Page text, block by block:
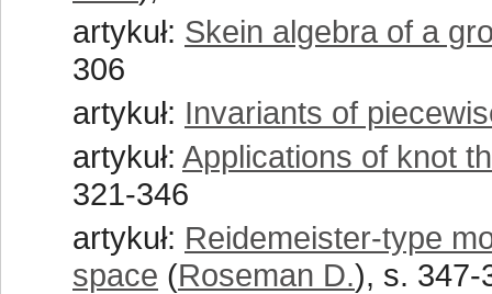
artykuł: Skein algebra of a
306
artykuł: Invariants of
artykuł: Applications of knot
321-346
artykuł: Reidemeister-type
space (Roseman D.), s. 347-